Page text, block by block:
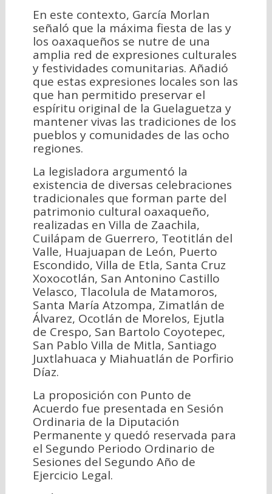
En este contexto, García Morlan
señaló que la máxima fiesta de las y
los oaxaqueños se nutre de una
amplia red de expresiones culturales
y festividades comunitarias. Añadió
que estas expresiones locales son las
que han permitido preservar el
espíritu original de la Guelaguetza y
mantener vivas las tradiciones de los
pueblos y comunidades de las ocho
regiones.
La legisladora argumentó la
existencia de diversas celebraciones
tradicionales que forman parte del
patrimonio cultural oaxaqueño,
realizadas en Villa de Zaachila,
Cuilápam de Guerrero, Teotitlán del
Valle, Huajuapan de León, Puerto
Escondido, Villa de Etla, Santa Cruz
Xoxocotlán, San Antonino Castillo
Velasco, Tlacolula de Matamoros,
Santa María Atzompa, Zimatlán de
Álvarez, Ocotlán de Morelos, Ejutla
de Crespo, San Bartolo Coyotepec,
San Pablo Villa de Mitla, Santiago
Juxtlahuaca y Miahuatlán de Porfirio
Díaz.
La proposición con Punto de
Acuerdo fue presentada en Sesión
Ordinaria de la Diputación
Permanente y quedó reservada para
el Segundo Periodo Ordinario de
Sesiones del Segundo Año de
Ejercicio Legal.